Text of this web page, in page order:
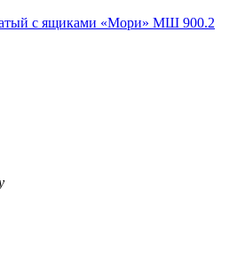
с ящиками «Мори» МШ 900.2